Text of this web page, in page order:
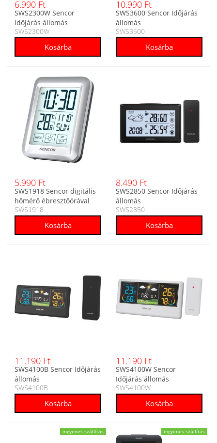
6.990 Ft
SWS2300W Sencor
Időjárás állomás
SWS2300W
10.990 Ft
SWS3600 Sencor Időjárás
állomás
SWS3600
5.990 Ft
SWS1918 Sencor digitális
hőmérő ébresztőórával
SWS1918
8.490 Ft
SWS2850 Sencor Időjárás
állomás
SWS2850
11.190 Ft
SWS4100B Sencor Időjárás
állomás
SWS4100B
11.190 Ft
SWS4100W Sencor
Időjárás állomás
SWS4100W
ingyenes szállítás ingyenes szállítás